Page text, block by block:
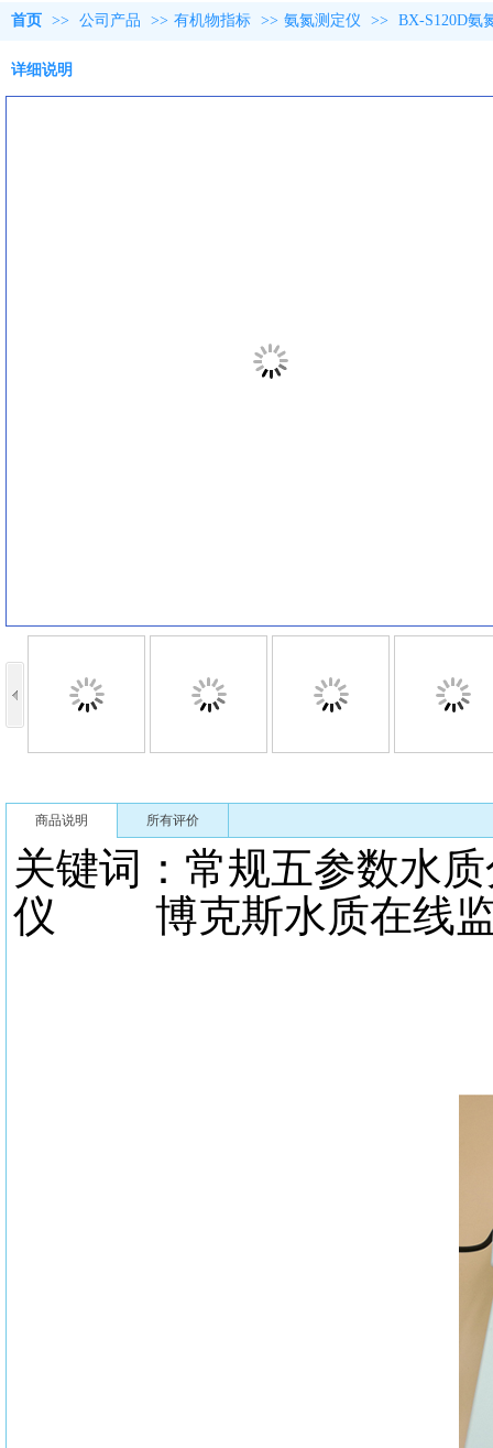
首页 >> 公司产品 >> 有机物指标 >> 氨氮测定仪 >> BX-S120D氨
详细说明
商品说明 所有评价
关键词：常规五参数
仪 博克斯水质在线